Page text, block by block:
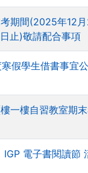
期間(2025年12
止)敬請配合事項
假學生借書事宜
一樓自習教室期
IGP 電子書閱讀節